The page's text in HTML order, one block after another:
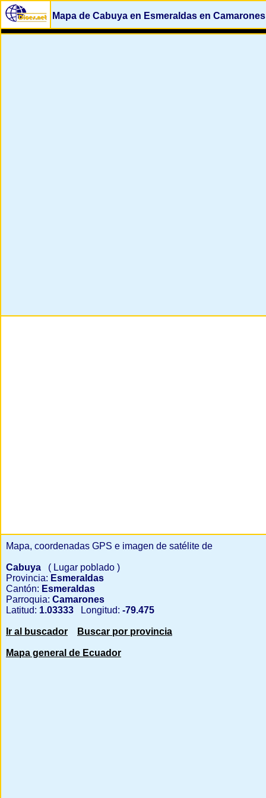
Mapa de Cabuya en Esmeraldas en Camarones
Mapa, coordenadas GPS e imagen de satélite de
Cabuya
( Lugar poblado )
Provincia: Esmeraldas
Cantón: Esmeraldas
Parroquia: Camarones
Latitud: 1.03333 Longitud: -79.475
Ir al buscador Buscar por provincia
Mapa general de Ecuador